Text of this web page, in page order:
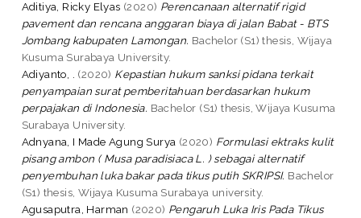
Aditiya, Ricky Elyas (2020) Perencanaan alternatif rigid
pavement dan rencana anggaran biaya di jalan Babat - BTS
Jombang kabupaten Lamongan. Bachelor (S1) thesis, Wijaya
Kusuma Surabaya University.
Adiyanto, .
(2020) Kepastian hukum sanksi pidana terkait
penyampaian surat pemberitahuan berdasarkan hukum
perpajakan di Indonesia. Bachelor (S1) thesis, Wijaya Kusuma
Surabaya University.
Adnyana, I Made Agung Surya (2020) Formulasi ektraks kulit
pisang ambon ( Musa paradisiaca L. ) sebagai alternatif
penyembuhan luka bakar pada tikus putih SKRIPSI. Bachelor
(S1) thesis, Wijaya Kusuma Surabaya university.
Agusaputra, Harman (2020) Pengaruh Luka Iris Pada Tikus